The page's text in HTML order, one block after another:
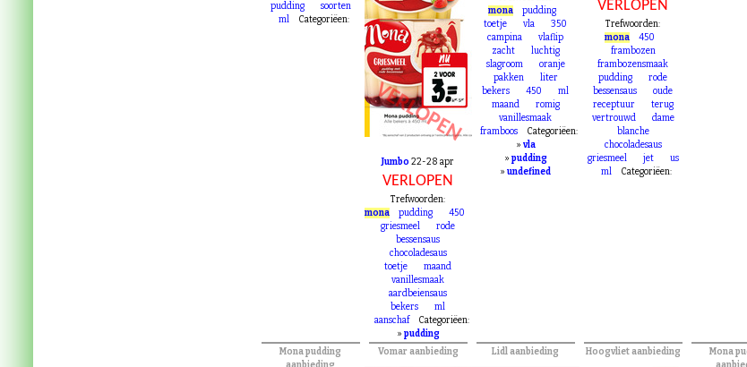
vanillesmaak
stuk
soorten
VERLOPEN
Jumbo22-28 apr
VERLOPEN
Trefwoorden:
mona
griesmeel
bessensaus
chocoladesaus
toetje
vanillesmaak
aardbeiensaus
bekers
ml
aanschaf
Categoriëen:
»pudding
Trefwoorden:
mona
pudding
toetje
vla
350
campina
vlaflip
zacht
luchtig
slagroom
oranje
pakken
liter
ml
maand
romig
vanillesmaak
Categoriëen:
»vla
Jumbo27 mei-2 jun
VERLOPEN
Trefwoorden:
mona
frambozen
frambozensmaak
pudding
rode
bessensaus
oude
receptuur
vertrouwd
blanche
chocoladesaus
jet